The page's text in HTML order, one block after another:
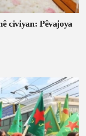
civiyan: Pêvajoya